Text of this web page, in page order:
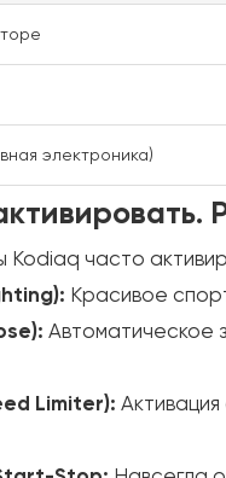
электроника)
Kodiaq часто
Красивое
Автоматическое
Limiter):